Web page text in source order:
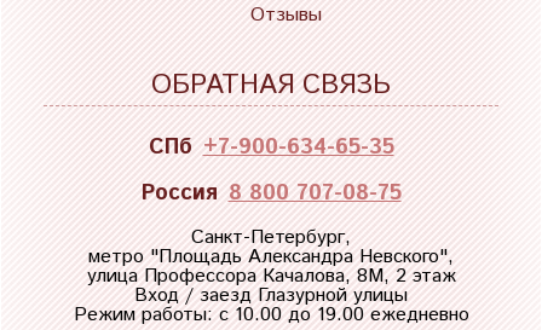
Отзывы
ОБРАТНАЯ СВЯЗЬ
СПб +7-900-634-65-35
Россия 8 800 707-08-75
Санкт-Петербург,
метро "Площадь Александра Невского",
улица Профессора Качалова, 8М, 2 этаж
Вход / заезд Глазурной улицы
Режим работы: с 10.00 до 19.00 ежедневно